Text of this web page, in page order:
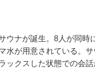
ウナが誕生。8人が同時
が用意されている。
クスした状態での会話